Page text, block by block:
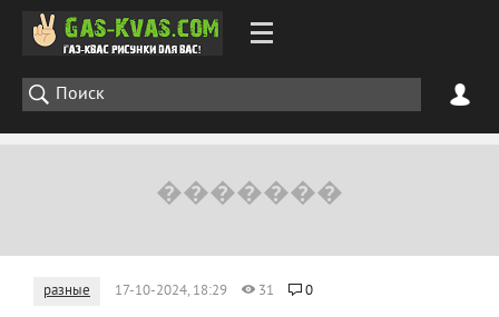
разные 17-10-2024, 18:29 31 0